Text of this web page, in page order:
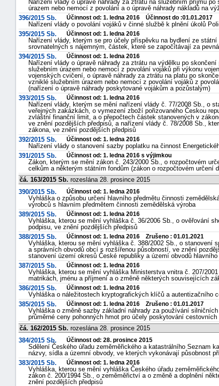
Nařízení vlády o úpravě náhrady za ztrátu na služebním příjmu
úrazem nebo nemocí z povolání a o úpravě náhrady nákladů na
396/2015 Sb.
Účinnost od: 1. ledna 2016 Účinnost do :01.01.2017
Nařízení vlády o povolání vojáků v činné službě k plnění úkolů
395/2015 Sb.
Účinnost od: 1. ledna 2016
Nařízení vlády, kterým se pro účely příspěvku na bydlení ze
srovnatelných s nájemným, částek, které se započítávají za
394/2015 Sb.
Účinnost od: 1. ledna 2016
Nařízení vlády o úpravě náhrady za ztrátu na výdělku po
služebním úrazem nebo nemocí z povolání vojáků při výkonu
vojenských cvičení, o úpravě náhrady za ztrátu na platu po
vzniklé služebním úrazem nebo nemocí z povolání vojáků z
(nařízení o úpravě náhrady poskytované vojákům a pozůstalým)
393/2015 Sb.
Účinnost od: 1. ledna 2016
Nařízení vlády, kterým se mění nařízení vlády č. 77/2008 Sb., o
veřejných zakázkách, o vymezení zboží pořizovaného Českou
zvláštní finanční limit, a o přepočtech částek stanovených v
ve znění pozdějších předpisů, a nařízení vlády č. 78/2008 Sb.,
zákona, ve znění pozdějších předpisů
392/2015 Sb.
Účinnost od: 1. ledna 2016
Nařízení vlády o stanovení sazby poplatku na činnost
391/2015 Sb.
Účinnost od: 1. ledna 2016 s výjimkou
Zákon, kterým se mění zákon č. 243/2000 Sb., o rozpočtovém
celkům a některým státním fondům (zákon o rozpočtovém určení
čá. 163/2015 Sb. rozeslána 28. prosince 2015
390/2015 Sb.
Účinnost od: 1. ledna 2016
Vyhláška o způsobu určení hlavního předmětu činnosti
výrobců s hlavním předmětem činnosti zemědělská výroba
389/2015 Sb.
Účinnost od: 1. ledna 2016
Vyhláška, kterou se mění vyhláška č. 36/2006 Sb., o ověřování
podpisu, ve znění pozdějších předpisů
388/2015 Sb.
Účinnost od: 1. ledna 2016 Zrušeno : 01.01.2021
Vyhláška, kterou se mění vyhláška č. 388/2002 Sb., o stanovení
a správních obvodů obcí s rozšířenou působností, ve znění
stanovení území okresů České republiky a území obvodů
387/2015 Sb.
Účinnost od: 1. ledna 2016
Vyhláška, kterou se mění vyhláška Ministerstva vnitra č. 207/
matrikách, jménu a příjmení a o změně některých souvisejících
386/2015 Sb.
Účinnost od: 1. ledna 2016
Vyhláška o náležitostech kryptografických klíčů a autentizačního
385/2015 Sb.
Účinnost od: 1. ledna 2016 Zrušeno : 01.01.2017
Vyhláška o změně sazby základní náhrady za používání
průměrné ceny pohonných hmot pro účely poskytování cestovních
čá. 162/2015 Sb. rozeslána 28. prosince 2015
384/2015 Sb.
Účinnost od: 28. prosince 2015
Sdělení Českého úřadu zeměměřického a katastrálního Seznam
názvy, sídla a územní obvody, ve kterých vykonávají působnost
383/2015 Sb.
Účinnost od: 1. ledna 2016
Vyhláška, kterou se mění vyhláška Českého úřadu
zákon č. 200/1994 Sb., o zeměměřictví a o změně a doplnění
znění pozdějších předpisů
+náhrady